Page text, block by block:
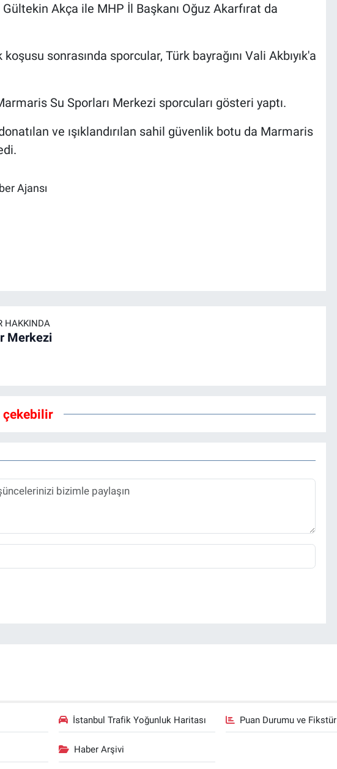
Akça ile MHP İl Başkanı Oğuz Akarfırat da
sonrasında sporcular, Türk bayrağını Vali Akbıyık'a
Su Sporları Merkezi sporcuları gösteri yaptı.
ve ışıklandırılan sahil güvenlik botu da Marmaris
Ajansı
HAKKINDA
Merkezi
çekebilir
İstanbul Trafik Yoğunluk Haritası Puan Durumu ve Fikstür
Haber Arşivi